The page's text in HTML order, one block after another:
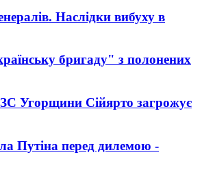
Наслідки вибуху в
бригаду" з полонених
Угорщини Сійярто загрожує
Путіна перед дилемою -